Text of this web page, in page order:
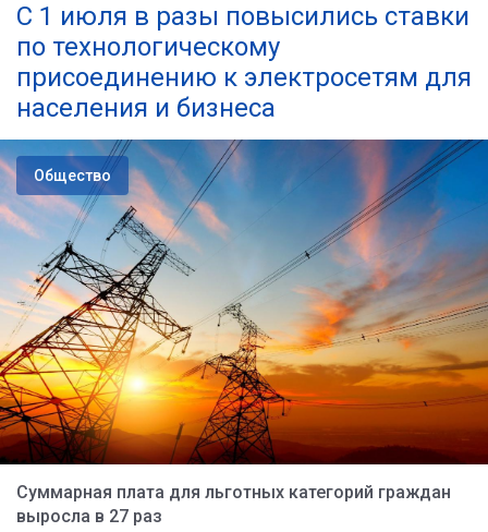
С 1 июля в разы повысились ставки
по технологическому
присоединению к электросетям для
населения и бизнеса
Общество
Суммарная плата для льготных категорий граждан
выросла в 27 раз